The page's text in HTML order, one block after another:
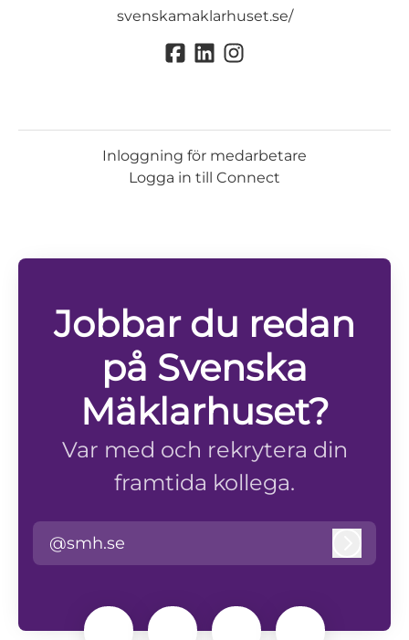
svenskamaklarhuset.se/
Inloggning för medarbetare
Logga in till Connect
Jobbar du redan
på Svenska
Mäklarhuset?
Var med och rekrytera din
framtida kollega.
@smh.se